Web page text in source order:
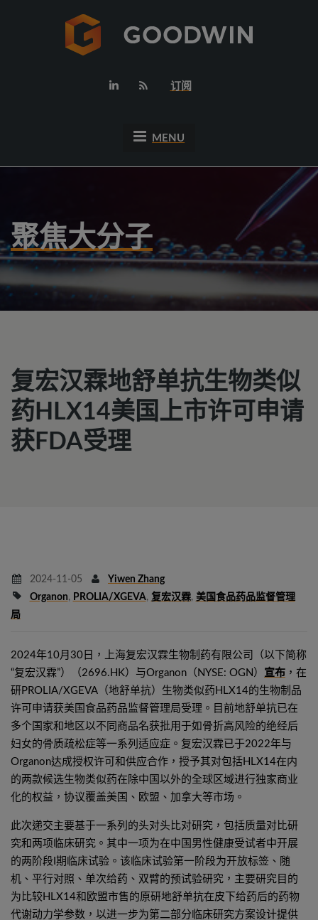
订阅
MENU
聚焦大分子
复宏汉霖地舒单抗生物类似
药HLX14美国上市许可申请
获FDA受理
2024-11-05
Yiwen Zhang
Organon, PROLIA/XGEVA, 复宏汉霖, 美国食品药品监督管理
局
2024年10月30日，上海复宏汉霖生物制药有限公司（以下简称
“复宏汉霖”）（2696.HK）与Organon（NYSE: OGN） 宣布 ，在
研PROLIA/XGEVA（地舒单抗）生物类似药HLX14的生物制品
许可申请获美国食品药品监督管理局受理。目前地舒单抗已在
多个国家和地区以不同商品名获批用于如骨折高风险的绝经后
妇女的骨质疏松症等一系列适应症。复宏汉霖已于2022年与
Organon达成授权许可和供应合作，授予其对包括HLX14在内
的两款候选生物类似药在除中国以外的全球区域进行独家商业
化的权益，协议覆盖美国、欧盟、加拿大等市场。
此次递交主要基于一系列的头对头比对研究，包括质量对比研
究和两项临床研究。其中一项为在中国男性健康受试者中开展
的两阶段I期临床试验。该临床试验第一阶段为开放标签、随
机、平行对照、单次给药、双臂的预试验研究，主要研究目的
为比较HLX14和欧盟市售的原研地舒单抗在皮下给药后的药物
代谢动力学参数，以进一步为第二部分临床研究方案设计提供